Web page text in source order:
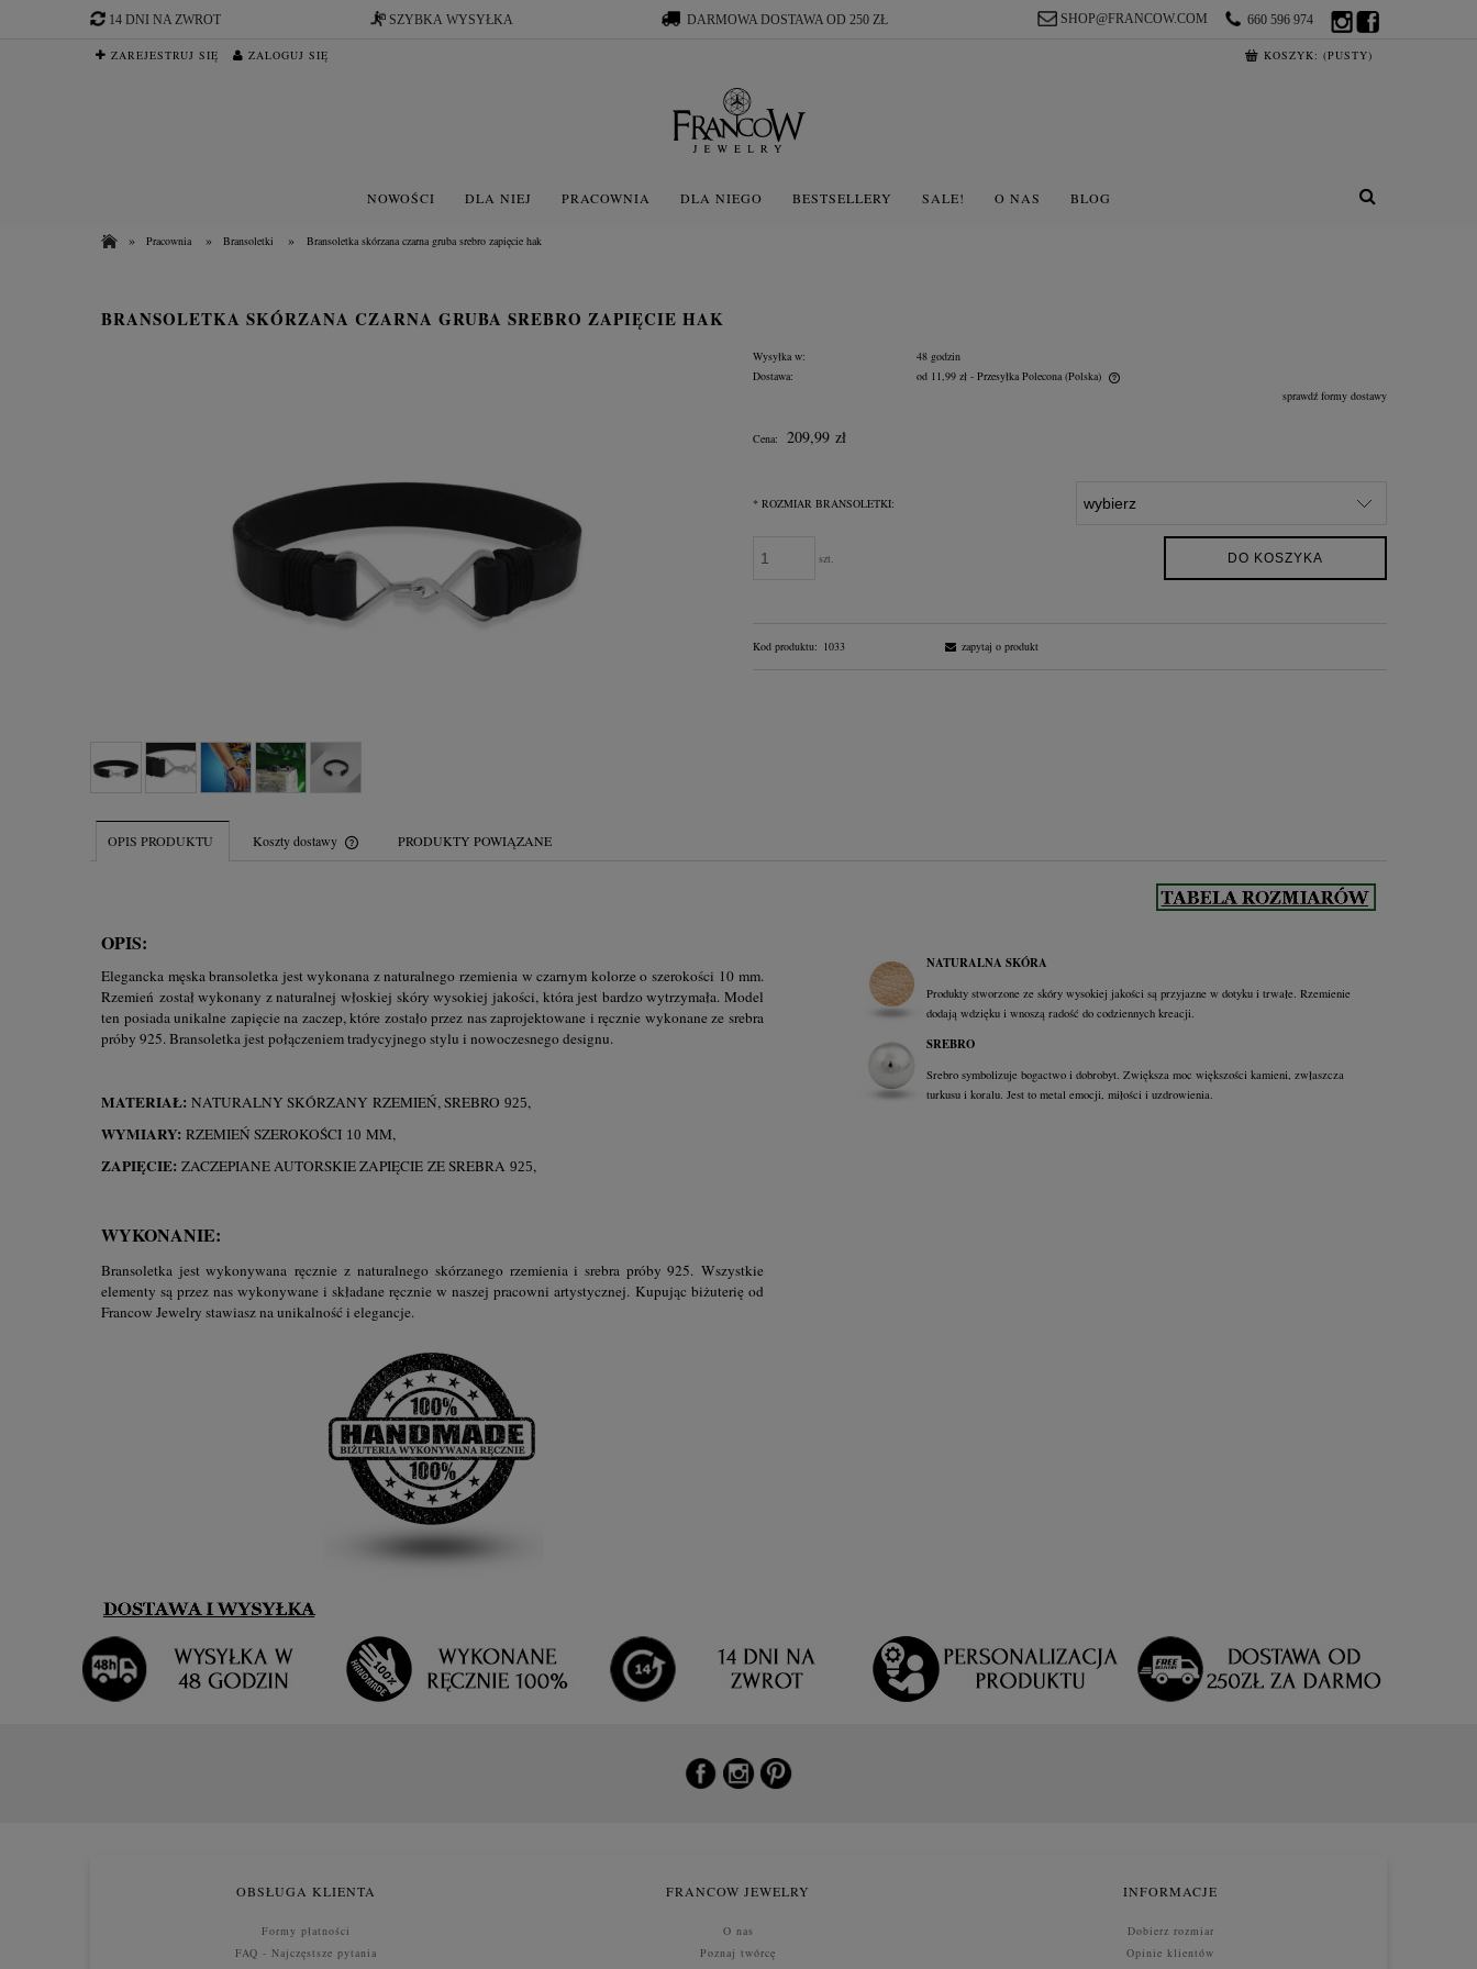
14 DNI NA ZWROT SZYBKA WYSYŁKA DARMOWA DOSTAWA OD 250 ZŁ 660 596 974
SHOP@FRANCOW.COM
ZAREJESTRUJ SIĘ ZALOGUJ SIĘ KOSZYK: (PUSTY)
NOWOŚCI DLA NIEJ PRACOWNIA DLA NIEGO BESTSELLERY SALE! O NAS BLOG
» Pracownia » Bransoletki » Bransoletka skórzana czarna gruba srebro zapięcie hak
BRANSOLETKA SKÓRZANA CZARNA GRUBA SREBRO ZAPIĘCIE HAK
Wysyłka w:
48 godzin
Dostawa:
od 11,99 zł - Przesyłka Polecona (Polska)
płatności
sprawdź formy dostawy
Cena: 209,99 zł
* ROZMIAR BRANSOLETKI:
szt. DO KOSZYKA
Kod produktu: 1033 zapytaj o produkt
OPIS PRODUKTU Koszty dostawy PRODUKTY POWIĄZANE
OPIS:
Elegancka męska bransoletka jest wykonana z naturalnego rzemienia w czarnym kolorze o szerokości 10 mm.
Rzemień został wykonany z naturalnej włoskiej skóry wysokiej jakości, która jest bardzo wytrzymała. Model
ten posiada unikalne zapięcie na zaczep, które zostało przez nas zaprojektowane i ręcznie wykonane ze srebra
próby 925. Bransoletka jest połączeniem tradycyjnego stylu i nowoczesnego designu.
MATERIAŁ: NATURALNY SKÓRZANY RZEMIEŃ, SREBRO 925,
WYMIARY: RZEMIEŃ SZEROKOŚCI 10 MM,
ZAPIĘCIE: ZACZEPIANE AUTORSKIE ZAPIĘCIE ZE SREBRA 925,
WYKONANIE:
Bransoletka jest wykonywana ręcznie z naturalnego skórzanego rzemienia i srebra próby 925. Wszystkie
elementy są przez nas wykonywane i składane ręcznie w naszej pracowni artystycznej. Kupując biżuterię od
Francow Jewelry stawiasz na unikalność i elegancje.
NATURALNA SKÓRA
Produkty stworzone ze skóry wysokiej jakości są przyjazne w dotyku i trwałe. Rzemienie
dodają wdzięku i wnoszą radość do codziennych kreacji.
SREBRO
Srebro symbolizuje bogactwo i dobrobyt. Zwiększa moc większości kamieni, zwłaszcza
turkusu i koralu. Jest to metal emocji, miłości i uzdrowienia.
OBSŁUGA KLIENTA
Formy płatności
FAQ - Najczęstsze pytania
FRANCOW JEWELRY
O nas
Poznaj twórcę
INFORMACJE
Dobierz rozmiar
Opinie klientów